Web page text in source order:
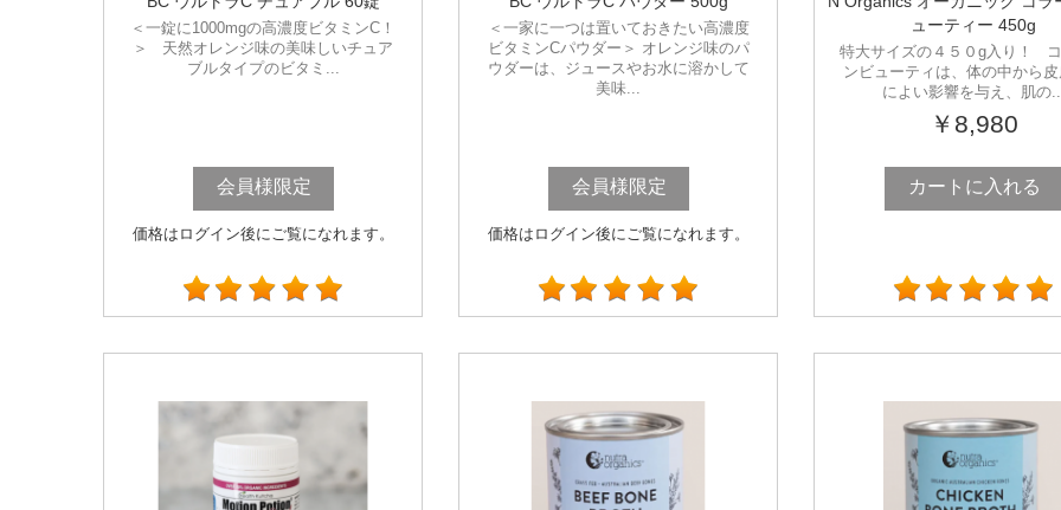
＜一錠に1000mgの高濃度ビタミンC！
＞ 天然オレンジ味の美味しいチュア
ブルタイプのビタミ...
会員様限定
価格はログイン後にご覧になれます。
＜一家に一つは置いておきたい高濃度
ビタミンCパウダー＞ オレンジ味のパ
ウダーは、ジュースやお水に溶かして
美味...
会員様限定
価格はログイン後にご覧になれます。
ューティー 450g
特大サイズの４５０g入り！
ンビューティは、体の中から
によい影響を与え、肌の
￥8,980
カートに入れる